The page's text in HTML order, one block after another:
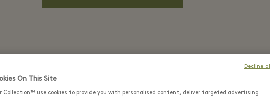
Jaël Bestué
On This Site
Collection™ use cookies to provide you with personalised content, deliver targeted advertising
Decline all